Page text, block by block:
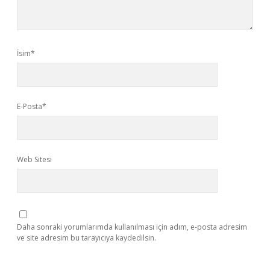
İsim*
E-Posta*
Web Sitesi
Daha sonraki yorumlarımda kullanılması için adım, e-posta adresim
ve site adresim bu tarayıcıya kaydedilsin.